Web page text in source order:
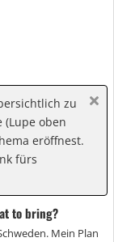
zu
oben
eröffnest.
fürs
to bring?
Mein Plan